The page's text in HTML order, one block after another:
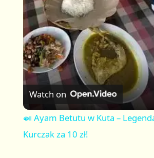
a
y
V
i
Watch on
🍛 Ayam Betutu w Kuta –
Kurczak za 10 zł!